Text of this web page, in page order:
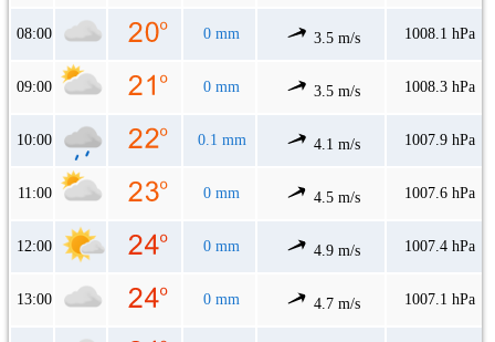
08:00 0 mm 3.5 m/s 1008.1 hPa
09:00 0 mm 3.5 m/s 1008.3 hPa
10:00 0.1 mm 4.1 m/s 1007.9 hPa
11:00 0 mm 4.5 m/s 1007.6 hPa
12:00 0 mm 4.9 m/s 1007.4 hPa
13:00 0 mm 4.7 m/s 1007.1 hPa